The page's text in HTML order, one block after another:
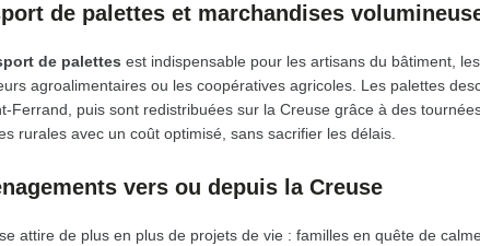
de palettes et marchandises
de palettes est indispensable pour les artisans du bâtiment,
agroalimentaires ou les coopératives agricoles. Les palettes
Ferrand, puis sont redistribuées sur la Creuse grâce à des
rurales avec un coût optimisé, sans sacrifier les délais.
vers ou depuis la Creuse
attire de plus en plus de projets de vie : familles en quête de